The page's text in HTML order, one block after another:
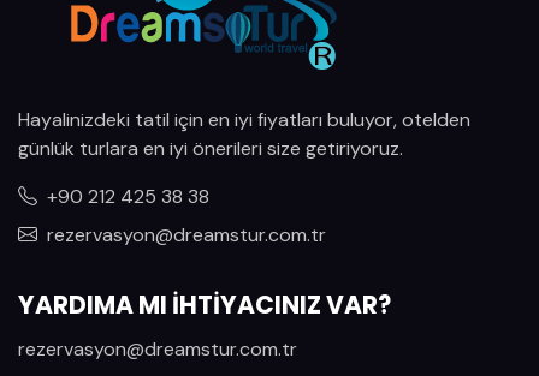
Hayalinizdeki tatil için en iyi fiyatları buluyor, otelden
günlük turlara en iyi önerileri size getiriyoruz.
+90 212 425 38 38
rezervasyon@dreamstur.com.tr
YARDIMA MI İHTİYACINIZ VAR?
rezervasyon@dreamstur.com.tr